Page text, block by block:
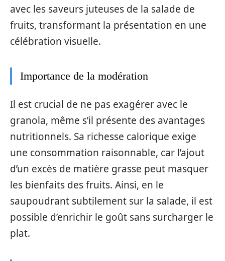
avec les saveurs juteuses de la salade de
fruits, transformant la présentation en une
célébration visuelle.
Importance de la modération
Il est crucial de ne pas exagérer avec le
granola, même s’il présente des avantages
nutritionnels. Sa richesse calorique exige
une consommation raisonnable, car l’ajout
d’un excès de matière grasse peut masquer
les bienfaits des fruits. Ainsi, en le
saupoudrant subtilement sur la salade, il est
possible d’enrichir le goût sans surcharger le
plat.